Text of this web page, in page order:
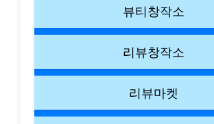
뷰티창작소
리뷰창작소
리뷰마켓